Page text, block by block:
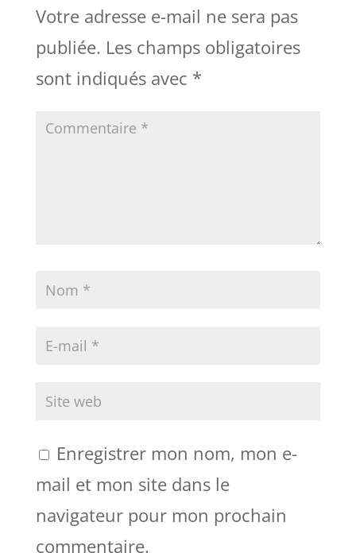
Votre adresse e-mail ne sera pas
publiée. Les champs obligatoires
sont indiqués avec *
Enregistrer mon nom, mon e-
mail et mon site dans le
navigateur pour mon prochain
commentaire.